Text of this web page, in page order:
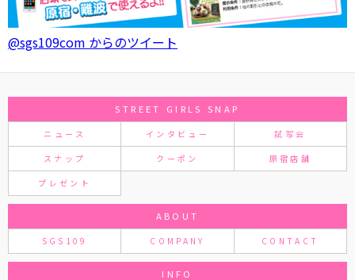
@sgs109com からのツイート
STREET GIRLS SNAP
ニュース インタビュー 試写会
スナップ クーポン 原宿店舗
プレゼント
ABOUT
SGS109 COMPANY CONTACT
INFO